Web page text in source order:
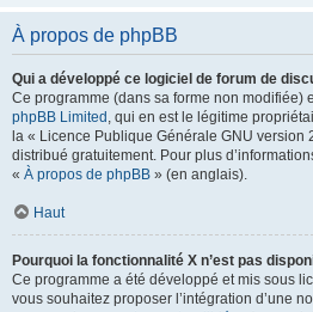
À propos de phpBB
Qui a développé ce logiciel de forum de
Ce programme (dans sa forme non modifiée)
phpBB Limited , qui en est le légitime
la « Licence Publique Générale GNU version
distribué gratuitement. Pour plus
« À propos de phpBB » (en anglais).
Haut
Pourquoi la fonctionnalité X n’est pas
Ce programme a été développé et mis sous
vous souhaitez proposer l’intégration d’une